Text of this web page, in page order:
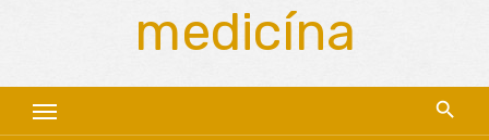
medicína